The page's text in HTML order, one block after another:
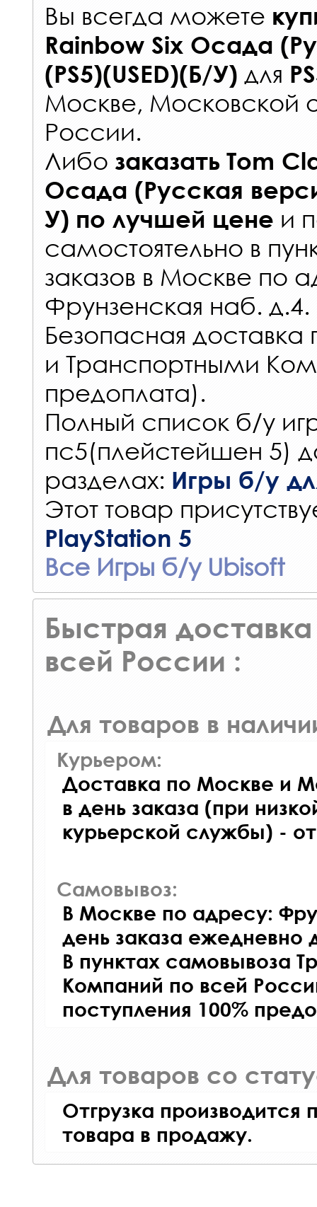
Вы всегда можете
Rainbow Six Осада
(PS5)(USED)(Б/У) для
Москве, Московской
России.
Либо заказать Tom
Осада (Русская
У) по лучшей цене и
самостоятельно в
заказов в Москве по
Фрунзенская наб. д.4.
Безопасная
и Транспортными
предоплата).
Полный список б/у
пс5(плейстейшен 5)
разделах: Игры б/у
Этот товар
PlayStation 5
Все Игры б/у Ubisoft
Быстрая доставка
всей России :
Для товаров в
Курьером:
Доставка по Москве и
в день заказа (при
курьерской службы) -
Самовывоз:
В Москве по адресу:
день заказа ежедневно
В пунктах самовывоза
Компаний по всей
поступления 100%
Для товаров со
Отгрузка производится
товара в продажу.